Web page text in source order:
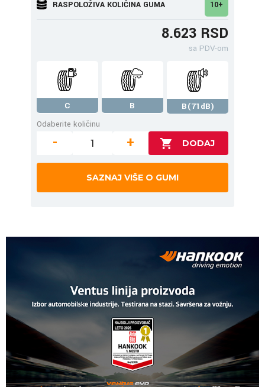
RASPOLOŽIVA KOLIČINA GUMA 10+
8.623 RSD
sa PDV-om
C B
B(71dB)
Odaberite količinu
- +
SAZNAJ VIŠE O GUMI